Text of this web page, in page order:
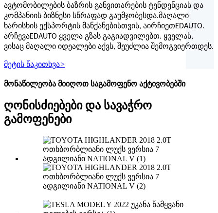
ავტომობილების ბაზრის განვითარების ტენდენციას და
კომპანიის ბიზნესი სწრაფად გაუმჯობესდა.მაღალი
ხარისხის ექსპორტის მანქანებისთვის, აირჩიეთEDAUTO.
არჩევაEDAUTO ყველა გზას გაგიადვილებთ. ყველას,
ვისაც მაღალი იდეალები აქვს, შეუძლია შემოგვიერთდეს.
მეტის წაკითხვა>
მონაწილეობა მიიღოთ საგამოფენო აქტივობებში
ღონისძიებები და სავაჭრო
გამოფენები